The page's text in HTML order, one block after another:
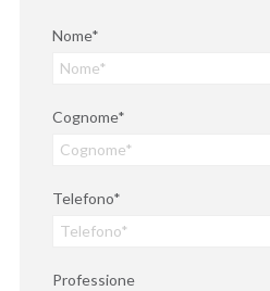
Nome*
Cognome*
Telefono*
Professione